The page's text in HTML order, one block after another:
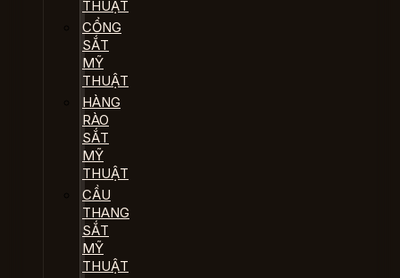
THUẬT
CỔNG
SẮT
MỸ
THUẬT
HÀNG
RÀO
SẮT
MỸ
THUẬT
CẦU
THANG
SẮT
MỸ
THUẬT